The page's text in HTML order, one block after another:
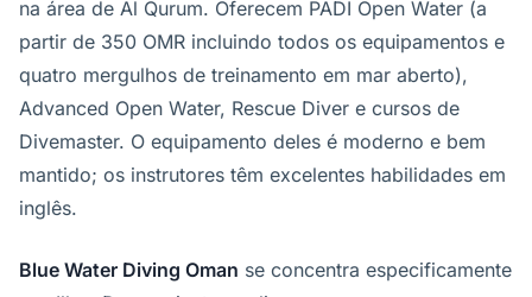
na área de Al Qurum. Oferecem PADI Open Water (a
partir de 350 OMR incluindo todos os equipamentos e
quatro mergulhos de treinamento em mar aberto),
Advanced Open Water, Rescue Diver e cursos de
Divemaster. O equipamento deles é moderno e bem
mantido; os instrutores têm excelentes habilidades em
inglês.
Blue Water Diving Oman se concentra especificamente